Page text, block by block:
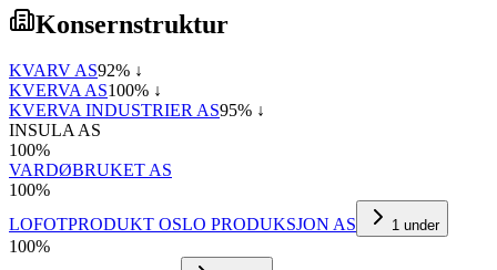
Konsernstruktur
KVARV AS92% ↓
KVERVA AS100% ↓
KVERVA INDUSTRIER AS95% ↓
INSULA AS
100%
VARDØBRUKET AS
100%
LOFOTPRODUKT OSLO PRODUKSJON AS
1 under
100%